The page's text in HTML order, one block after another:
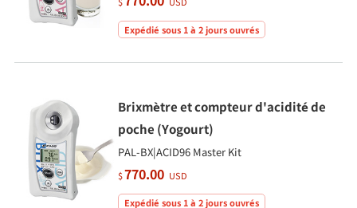
Expédié sous 1 à 2 jours ouvrés
Brixmètre et compteur d'acidité de
poche (Yogourt)
PAL-BX|ACID96 Master Kit
$770.00 USD
Expédié sous 1 à 2 jours ouvrés